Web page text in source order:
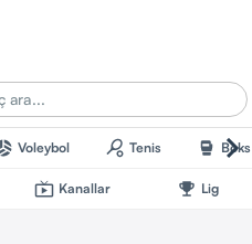
Voleybol Tenis Boks
Kanallar Lig